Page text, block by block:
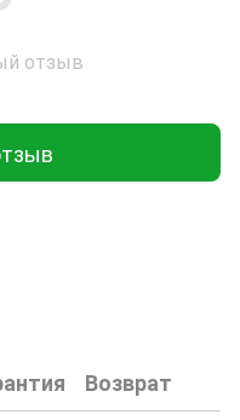
отзыв
Возврат